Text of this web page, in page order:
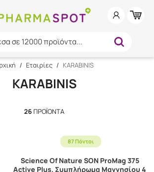
σε 12000 προϊόντα...
/ Εταιρίες / KARABINIS
KARABINIS
26 ΠΡΟΪΌΝΤΑ
87 Πόντοι
Science Of Nature SON ProMag 375
Active Plus, Συμπλήρωμα Μαγνησίου 4